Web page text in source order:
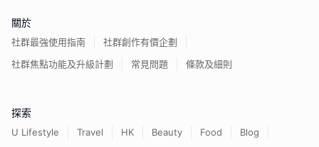
關於
社群最強使用指南
社群創作有價企劃
社群焦點功能及升級計劃
常見問題 條款及細則
探索
U Lifestyle Travel HK Beauty Food
Blog